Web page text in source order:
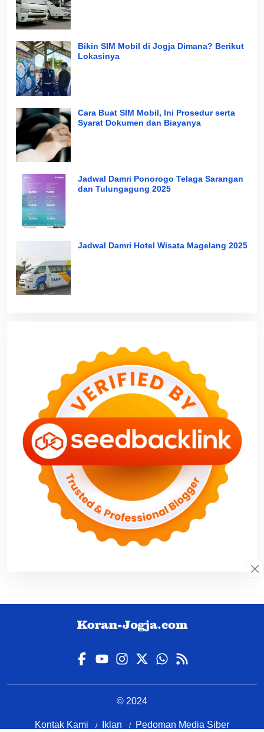
Bikin SIM Mobil di Jogja Dimana? Berikut
Lokasinya
Cara Buat SIM Mobil, Ini Prosedur serta
Syarat Dokumen dan Biayanya
Jadwal Damri Ponorogo Telaga Sarangan
dan Tulungagung 2025
Jadwal Damri Hotel Wisata Magelang 2025
© 2024
Kontak Kami Iklan Pedoman Media Siber